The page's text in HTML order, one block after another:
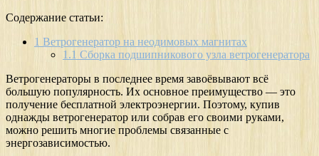
Содержание статьи:
1 Ветрогенератор на неодимовых магнитах
1.1 Сборка подшипникового узла ветрогенератора
Ветрогенераторы в последнее время завоёвывают всё
большую популярность. Их основное преимущество — это
получение бесплатной электроэнергии. Поэтому, купив
однажды ветрогенератор или собрав его своими руками,
можно решить многие проблемы связанные с
энергозависимостью.